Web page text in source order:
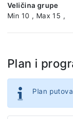
Veličina grupe
Min 10 , Max 15 ,
Plan i
Plan